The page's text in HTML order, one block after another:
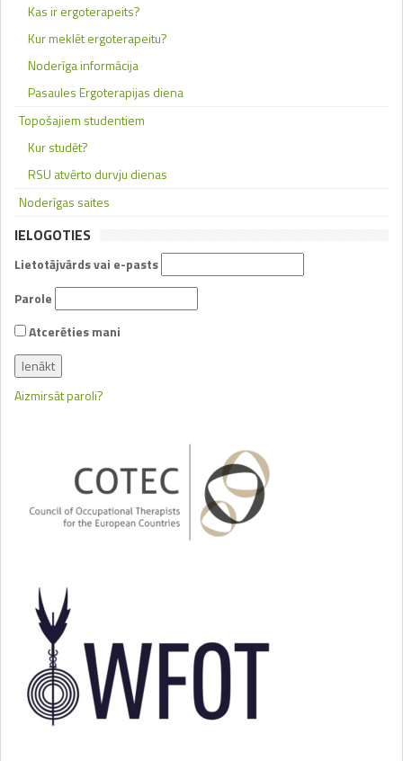
Kas ir ergoterapeits?
Kur meklēt ergoterapeitu?
Noderīga informācija
Pasaules Ergoterapijas diena
Topošajiem studentiem
Kur studēt?
RSU atvērto durvju dienas
Noderīgas saites
IELOGOTIES
Lietotājvārds vai e-pasts
Parole
Atcerēties mani
Aizmirsāt paroli?